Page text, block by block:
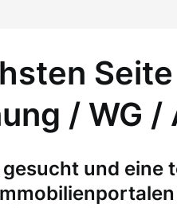
/ WG
und eine